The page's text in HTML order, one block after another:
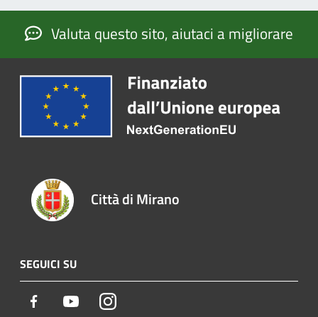
Valuta questo sito, aiutaci a migliorare
Città di Mirano
SEGUICI SU
Facebook YoutubeInstagram